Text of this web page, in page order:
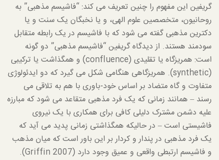
گریفین این مفهوم را چنین تعریف می کند: “فاشیسم مذهبی” به
روحانیون، متخصصین علوم الهی، و یا نخبگان یک سنت و یا
دکترین مذهبی گفته می شود که با فاشیسم در یک رابطه متقابل
سودمند هستند. از دیدگاه گریفین “فاشیسم مذهبی” دو گونه
است: همریزگاه یا تقلیدی (confluence) و همگذاشت یا ترکیبی
(synthetic). همریزگاهی هنگامی شکل می گیرد که دو ایدئولوژی
متفاوت و گاه متضاد بر اساس خود-باوری با هم به تلاقی می
رسند – همانند زمانی که یک فرد مذهبی متقاعد می شود که مبارزه
علیه دشمن مشترک دلیلی کافی برای همکاری با یک نیروی
فاشیستی است – در حالیکه همگذاشتی زمانی پدید می آید که
یک فرد مذهبی در پندار و کردار بر این باور است که میان مذهب
و فاشیسم ارتبطی واقعی و عمیق وجود دارد (Griffin 2007).